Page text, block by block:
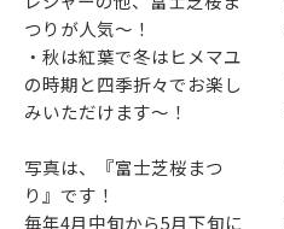
つりが人気～！
・秋は紅葉で冬はヒメマユ
の時期と四季折々でお楽し
みいただけます～！
写真は、『富士芝桜まつ
り』です！
毎年4月中旬から5月下旬に